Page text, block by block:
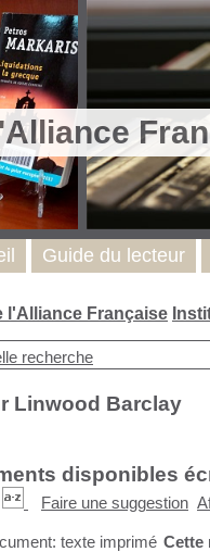
l'Alliance Française
recherche
Linwood Barclay
disponibles
Faire une suggestion
Cette
Guide du lecteur